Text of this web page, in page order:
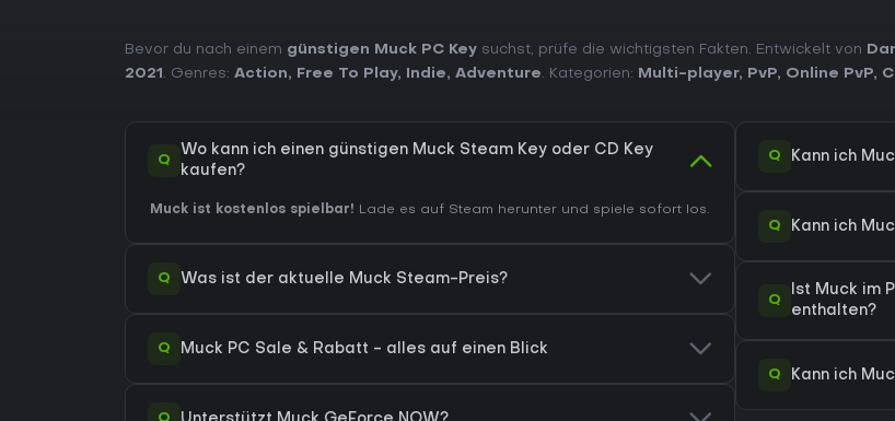
Bevor du nach einem günstigen Muck PC Key suchst, prüfe die wichtigsten Fakten. Entwickelt von
2021 . Genres: Action, Free To Play, Indie, Adventure. Kategorien: Multi-player, PvP, Online PvP,
Q
Wo kann ich einen günstigen Muck Steam Key oder CD Key
kaufen?
Muck ist kostenlos spielbar! Lade es auf Steam herunter und spiele sofort los.
Q Was ist der aktuelle Muck Steam-Preis?
Q Muck PC Sale & Rabatt - alles auf einen Blick
Q Kann ich
Q Kann ich
Q
Ist Muck im
enthalten?
Q Kann ich